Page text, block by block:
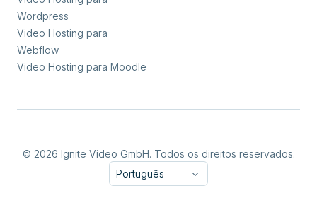
Wordpress
Video Hosting para
Webflow
Video Hosting para Moodle
© 2026 Ignite Video GmbH. Todos os direitos reservados.
Português